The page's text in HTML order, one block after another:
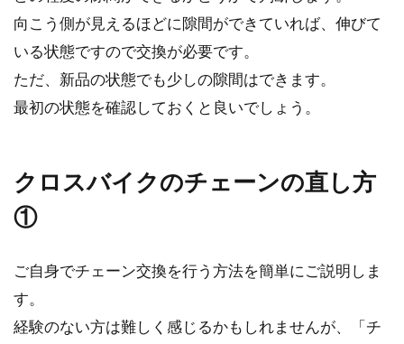
で街乗りしよう！
自転車を買うときに、ほとんどの人は街乗りに
ドバ...
ロードバイクのホイールにチューブ
現在は、「チューブラー」と聞いてもピンとこ
向こう側が見えるほどに隙間ができていれば、伸びて
いる状態ですので交換が必要です。
ただ、新品の状態でも少しの隙間はできます。
最初の状態を確認しておくと良いでしょう。
クロスバイクのチェーンの直し方
①
ご自身でチェーン交換を行う方法を簡単にご説明しま
す。
経験のない方は難しく感じるかもしれませんが、「チ